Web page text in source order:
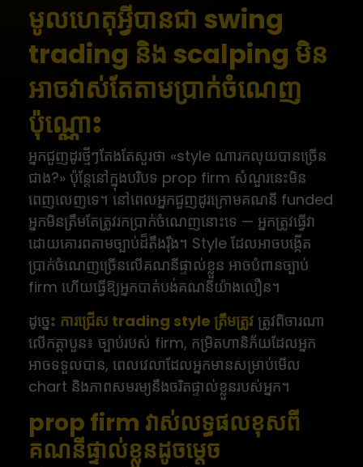
មូលហេតុអ្វីបានជា swing
trading និង scalping មិន
អាចវាស់តែតាមប្រាក់ចំណេញ
ប៉ុណ្ណោះ
អ្នកជួញដូរថ្មីៗតែងតែសួរថា «style ណារកលុយបានច្រើន
ជាង?» ប៉ុន្តែនៅក្នុងបរិបទ prop firm សំណួរនេះមិន
ពេញលេញទេ។ នៅពេលអ្នកជួញដូរក្រោមគណនី funded
អ្នកមិនត្រឹមតែត្រូវរកប្រាក់ចំណេញនោះទេ — អ្នកត្រូវធ្វើវា
ដោយគោរពតាមច្បាប់ដ៏តឹងរ៉ឹង។ Style ដែលអាចបង្កើត
ប្រាក់ចំណេញច្រើនលើគណនីផ្ទាល់ខ្លួន អាចបំពានច្បាប់
firm ហើយធ្វើឱ្យអ្នកបាត់បង់គណនីយ៉ាងលឿន។
ដូច្នេះ ការជ្រើស trading style ត្រឹមត្រូវ ត្រូវពិចារណា
លើកត្តាបួន៖ ច្បាប់របស់ firm, កម្រិតហានិភ័យដែលអ្នក
អាចទទួលបាន, ពេលវេលាដែលអ្នកមានសម្រាប់មើល
chart និងភាពសមរម្យនឹងចរិតផ្ទាល់ខ្លួនរបស់អ្នក។
prop firm វាស់លទ្ធផលខុសពី
គណនីផ្ទាល់ខ្លួនដូចម្តេច